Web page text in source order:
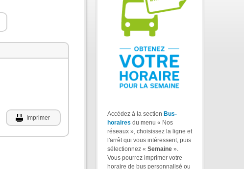
Imprimer
Accédez à la section Bus-
horaires du menu « Nos
réseaux », choisissez la ligne et
l'arrêt qui vous intéressent, puis
sélectionnez « Semaine ».
Vous pourrez imprimer votre
horaire de bus personnalisé ou